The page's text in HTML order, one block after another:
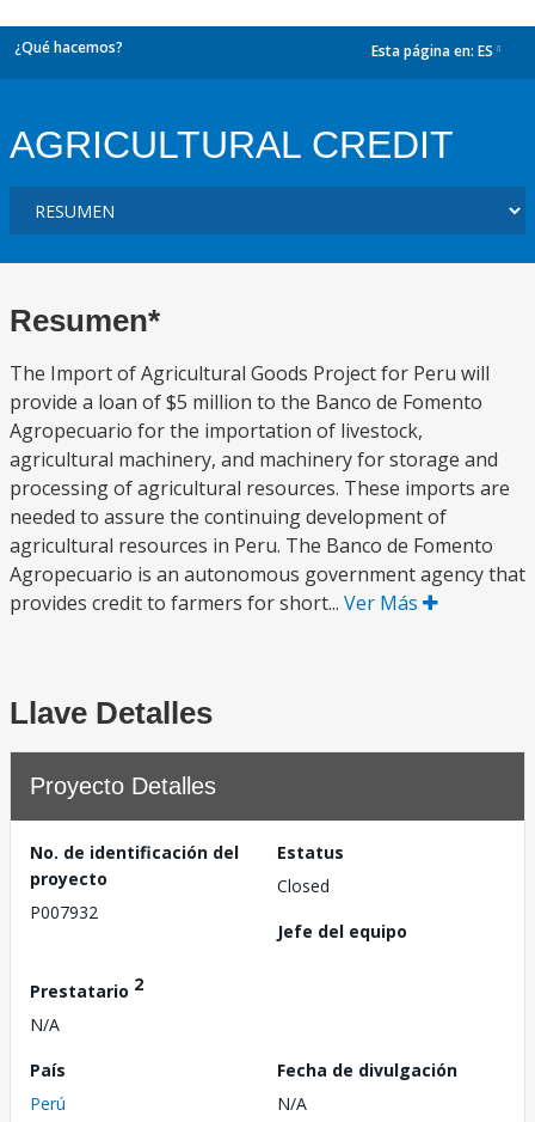
¿Qué hacemos? Esta página en: ES
AGRICULTURAL CREDIT
Resumen*
The Import of Agricultural Goods Project for Peru will
provide a loan of $5 million to the Banco de Fomento
Agropecuario for the importation of livestock,
agricultural machinery, and machinery for storage and
processing of agricultural resources. These imports are
needed to assure the continuing development of
agricultural resources in Peru. The Banco de Fomento
Agropecuario is an autonomous government agency that
provides credit to farmers for short... Ver Más
Llave Detalles
Proyecto Detalles
No. de identificación del
proyecto
P007932
Estatus
Closed
Jefe del equipo
Prestatario 2
N/A
País
Perú
Fecha de divulgación
N/A